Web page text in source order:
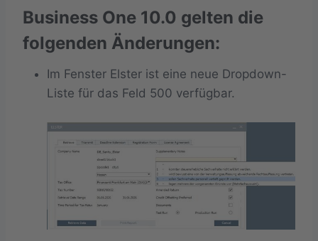
Business One 10.0 gelten die
folgenden Änderungen:
Im Fenster Elster ist eine neue Dropdown-
Liste für das Feld 500 verfügbar.